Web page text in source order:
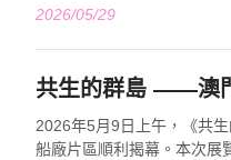
2026/05/29
共生的
2026年5月9日上午，《共
船廠片區順利揭幕。本次展